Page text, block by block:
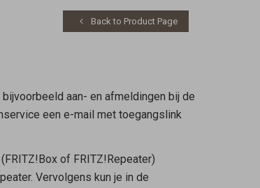
Back to Product Page
aan- en afmeldingen bij de
een e-mail met toegangslink
of FRITZ!Repeater)
Vervolgens kun je in de